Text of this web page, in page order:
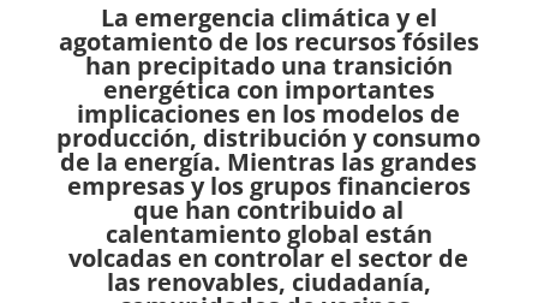
La emergencia climática y el
agotamiento de los recursos fósiles
han precipitado una transición
energética con importantes
implicaciones en los modelos de
producción, distribución y consumo
de la energía. Mientras las grandes
empresas y los grupos financieros
que han contribuido al
calentamiento global están
volcadas en controlar el sector de
las renovables, ciudadanía,